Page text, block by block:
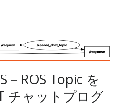
– ROS Topic を
チャットプログ